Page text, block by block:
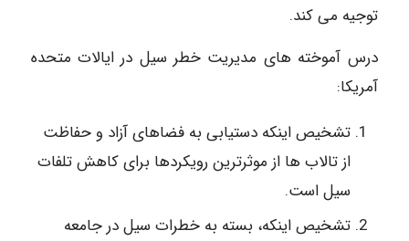
توجیه می کند.
درس آموخته های مدیریت خطر سیل در ایالات متحده
آمریکا:
تشخیص اینکه دستیابی به فضاهای آزاد و حفاظت
از تالاب ها از موثرترین رویکردها برای کاهش تلفات
سیل است.
تشخیص اینکه، بسته به خطرات سیل در جامعه